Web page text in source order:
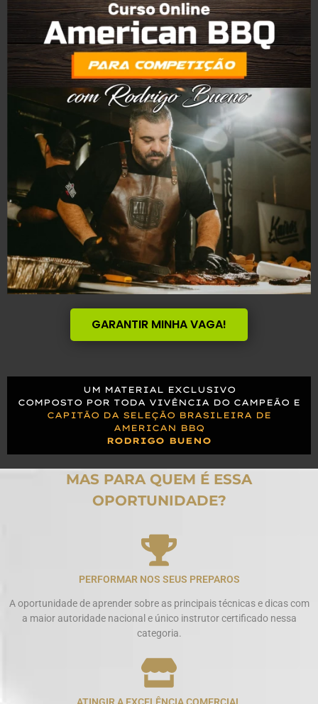
GARANTIR MINHA VAGA!
UM MATERIAL EXCLUSIVO
COMPOSTO POR TODA VIVÊNCIA DO CAMPEÃO E
CAPITÃO DA SELEÇÃO BRASILEIRA DE
AMERICAN BBQ
RODRIGO BUENO
MAS PARA QUEM É ESSA
OPORTUNIDADE?
PERFORMAR NOS SEUS PREPAROS
A oportunidade de aprender sobre as principais técnicas e dicas com
a maior autoridade nacional e único instrutor certificado nessa
categoria.